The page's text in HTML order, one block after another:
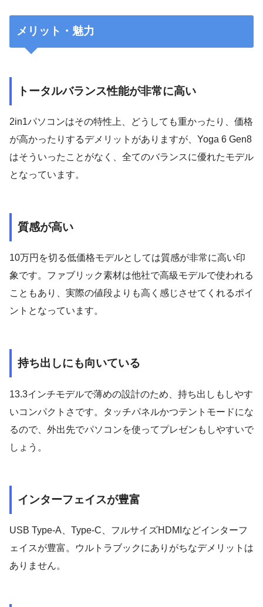
メリット・魅力
トータルバランス性能が非常に高い
2in1パソコンはその特性上、どうしても重かったり、価格
が高かったりするデメリットがありますが、Yoga 6 Gen8
はそういったことがなく、全てのバランスに優れたモデル
となっています。
質感が高い
10万円を切る低価格モデルとしては質感が非常に高い印
象です。ファブリック素材は他社で高級モデルで使われる
こともあり、実際の値段よりも高く感じさせてくれるポイ
ントとなっています。
持ち出しにも向いている
13.3インチモデルで薄めの設計のため、持ち出しもしやす
いコンパクトさです。タッチパネルかつテントモードにな
るので、外出先でパソコンを使ってプレゼンもしやすいで
しょう。
インターフェイスが豊富
USB Type-A、Type-C、フルサイズHDMIなどインターフ
ェイスが豊富。ウルトラブックにありがちなデメリットは
ありません。